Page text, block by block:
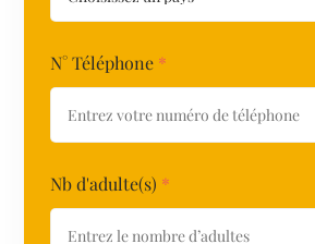
N° Téléphone *
Nb d'adulte(s) *